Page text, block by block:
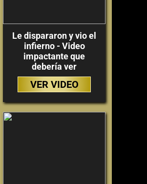
Le dispararon y vio el
infierno - Video
impactante que
debería ver
VER VIDEO